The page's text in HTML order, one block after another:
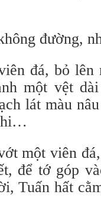
đường,
đá, bỏ lên
một vệt
lát màu
một viên
để tớ góp
Tuấn hất